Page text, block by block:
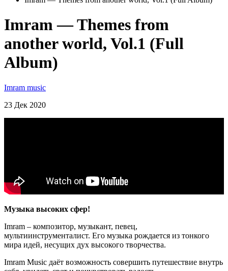
Imram — Themes from
another world, Vol.1 (Full
Album)
Imram music
23 Дек 2020
Музыка высоких сфер!
Imram – композитор, музыкант, певец,
мультиинструменталист. Его музыка рождается из тонкого
мира идей, несущих дух высокого творчества.
Imram Music даёт возможность совершить путешествие внутрь